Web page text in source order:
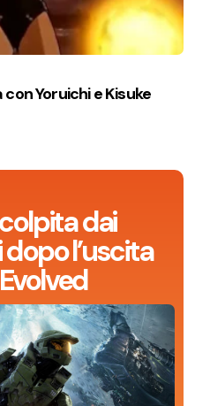
dai
l’uscita
Yoruichi e Kisuke